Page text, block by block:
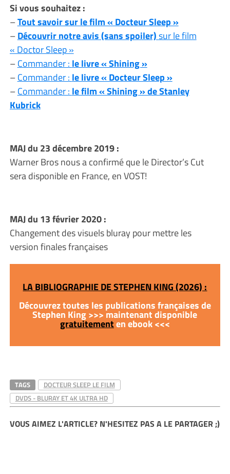
Si vous souhaitez :
–Tout savoir sur le film « Docteur Sleep »
–Découvrir notre avis (sans spoiler)sur le film
« Doctor Sleep »
–Commander : le livre « Shining »
–Commander : le livre « Docteur Sleep »
–Commander : le film « Shining » de Stanley
Kubrick
MAJ du 23 décembre 2019 :
Warner Bros nous a confirmé que le Director’s Cut
sera disponible en France, en VOST!
MAJ du 13 février 2020 :
Changement des visuels bluray pour mettre les
version finales françaises
LA BIBLIOGRAPHIE DE STEPHEN KING (2026) :
Découvrez toutes les publications françaises de
Stephen King >>> maintenant disponible
gratuitementen ebook <<<
TAGS
DOCTEUR SLEEP LE FILM
DVDS - BLURAY ET 4K ULTRA HD
VOUS AIMEZ L'ARTICLE? N'HESITEZ PAS A LE PARTAGER ;)